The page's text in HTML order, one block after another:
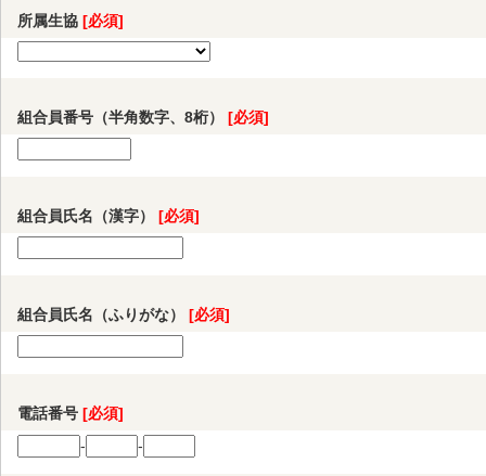
所属生協 [必須]
組合員番号（半角数字、8桁） [必須]
組合員氏名（漢字） [必須]
組合員氏名（ふりがな） [必須]
電話番号 [必須]
-
-